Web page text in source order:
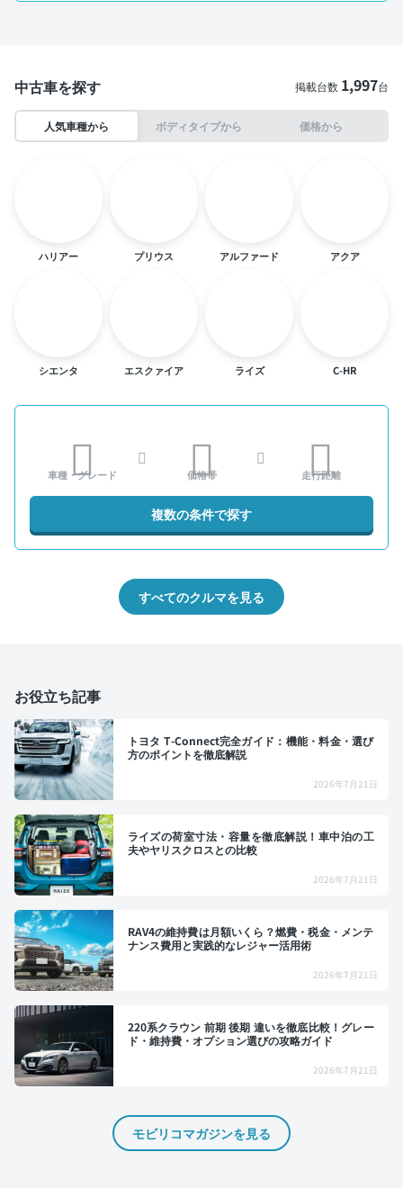
中古車を探す 掲載台数 1,997台
人気車種から ボディタイプから 価格から
ハリアー プリウス アルファード アクア
シエンタ エスクァイア ライズ C-HR
車種・グレード 価格帯 走行距離
複数の条件で探す
すべてのクルマを見る
お役立ち記事
トヨタ T-Connect完全ガイド：機能・料金・選び
方のポイントを徹底解説
2026年7月21日
ライズの荷室寸法・容量を徹底解説！車中泊の工
夫やヤリスクロスとの比較
2026年7月21日
RAV4の維持費は月額いくら？燃費・税金・メンテ
ナンス費用と実践的なレジャー活用術
2026年7月21日
220系クラウン 前期 後期 違いを徹底比較！グレー
ド・維持費・オプション選びの攻略ガイド
2026年7月21日
モビリコマガジンを見る